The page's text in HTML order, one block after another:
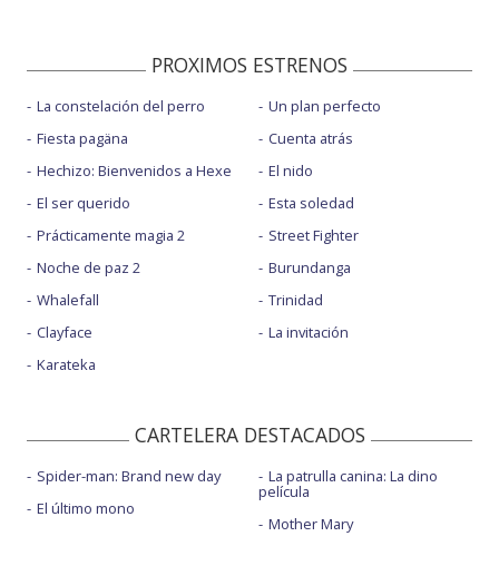
PROXIMOS ESTRENOS
La constelación del perro
Fiesta pagäna
Hechizo: Bienvenidos a Hexe
El ser querido
Prácticamente magia 2
Noche de paz 2
Whalefall
Clayface
Karateka
Un plan perfecto
Cuenta atrás
El nido
Esta soledad
Street Fighter
Burundanga
Trinidad
La invitación
CARTELERA DESTACADOS
Spider-man: Brand new day
El último mono
La patrulla canina: La dino
película
Mother Mary